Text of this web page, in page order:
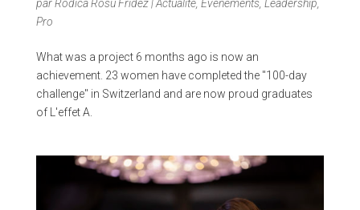
parRodica Rosu Fridez|Actualité, Evénements, Leadership
Pro
What was a project 6 months ago is now an
achievement. 23 women have completed the "100-day
challenge" in Switzerland and are now proud graduates
of L'effet A.